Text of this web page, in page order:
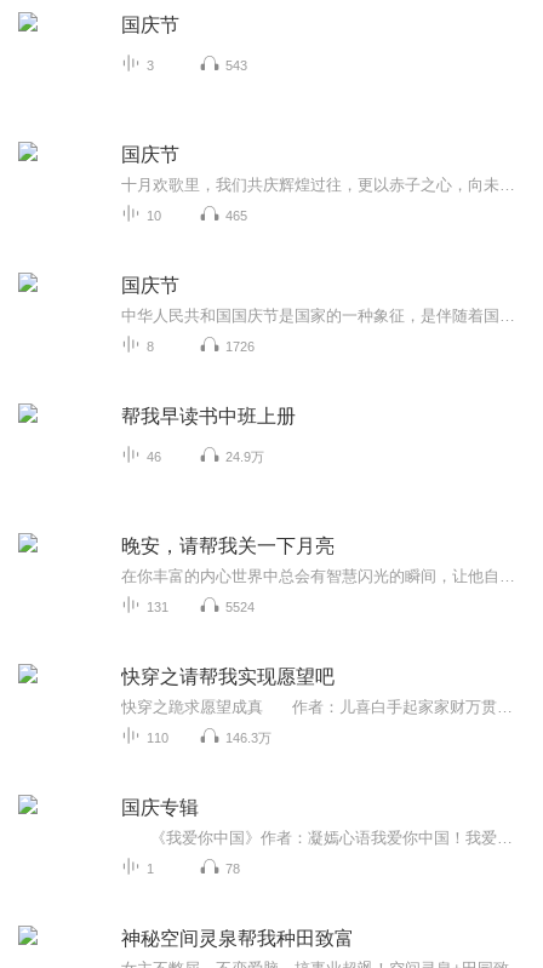
国庆节
3 543
国庆节
10 465
国庆节
8 1726
帮我早读书中班上册
46 24.9万
晚安，请帮我关一下月亮
131 5524
快穿之请帮我实现愿望吧
110 146.3万
国庆专辑
1 78
神秘空间灵泉帮我种田致富